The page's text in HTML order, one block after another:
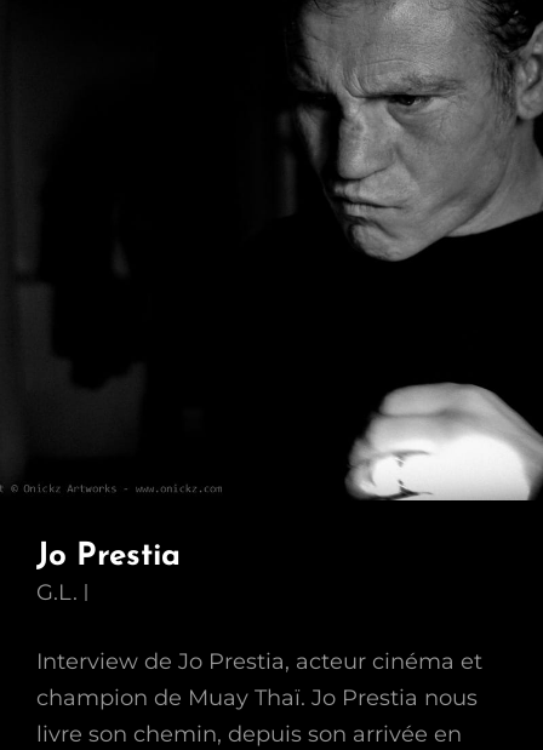
Jo Prestia
G.L.
Interview de Jo Prestia, acteur cinéma et
champion de Muay Thaï. Jo Prestia nous
livre son chemin, depuis son arrivée en